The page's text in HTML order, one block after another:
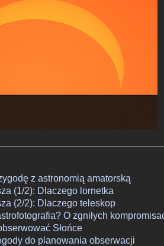
z astronomią amatorską
(1/2): Dlaczego lornetka
(2/2): Dlaczego teleskop
O zgniłych
Słońce
do planowania obserwacji